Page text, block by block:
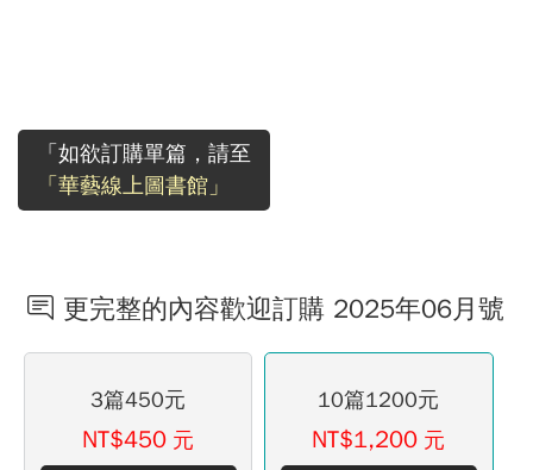
「如欲訂購單篇，請至
「華藝線上圖書館」
更完整的內容歡迎訂購 2025年06月號
3篇450元
NT$450 元
10篇1200元
NT$1,200 元